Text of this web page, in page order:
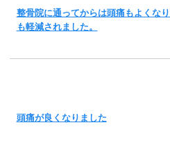
整骨院に通ってからは頭痛もよくな
も軽減されました。
頭痛が良くなりました